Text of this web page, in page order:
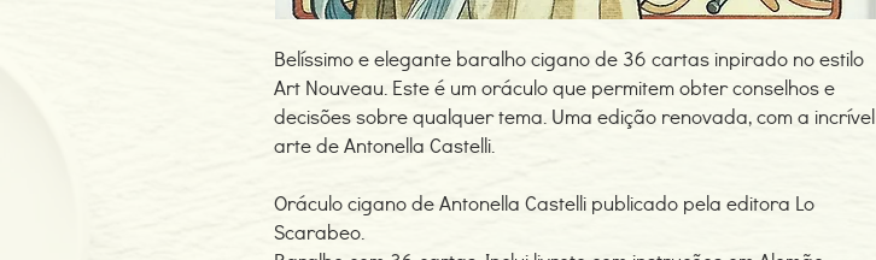
Belíssimo e elegante baralho cigano de 36 cartas inpirado no estilo
Art Nouveau. Este é um oráculo que permitem obter conselhos e
decisões sobre qualquer tema. Uma edição renovada, com a incrível
arte de Antonella Castelli.
Oráculo cigano de Antonella Castelli publicado pela editora Lo
Scarabeo.